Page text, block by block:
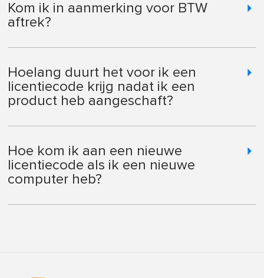
Kom ik in aanmerking voor BTW
aftrek?
Hoelang duurt het voor ik een
licentiecode krijg nadat ik een
product heb aangeschaft?
Hoe kom ik aan een nieuwe
licentiecode als ik een nieuwe
computer heb?